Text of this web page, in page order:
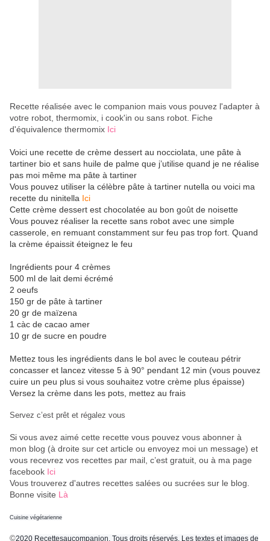
Recette réalisée avec le companion mais vous pouvez l'adapter à
votre robot, thermomix, i cook'in ou sans robot. Fiche
d'équivalence thermomix Ici
Voici une recette de crème dessert au nocciolata, une pâte à
tartiner bio et sans huile de palme que j’utilise quand je ne réalise
pas moi même ma pâte à tartiner
Vous pouvez utiliser la célèbre pâte à tartiner nutella ou voici ma
recette du ninitella Ici
Cette crème dessert est chocolatée au bon goût de noisette
Vous pouvez réaliser la recette sans robot avec une simple
casserole, en remuant constamment sur feu pas trop fort. Quand
la crème épaissit éteignez le feu
Ingrédients pour 4 crèmes
500 ml de lait demi écrémé
2 oeufs
150 gr de pâte à tartiner
20 gr de maïzena
1 càc de cacao amer
10 gr de sucre en poudre
Mettez tous les ingrédients dans le bol avec le couteau pétrir
concasser et lancez vitesse 5 à 90° pendant 12 min (vous pouvez
cuire un peu plus si vous souhaitez votre crème plus épaisse)
Versez la crème dans les pots, mettez au frais
Servez c’est prêt et régalez vous
Si vous avez aimé cette recette vous pouvez vous abonner à
mon blog (à droite sur cet article ou envoyez moi un message) et
vous recevrez vos recettes par mail, c’est gratuit , ou à ma page
facebook Ici
Vous trouverez d'autres recettes salées ou sucrées sur le blog.
Bonne visite Là
Cuisine végétarienne
©2020 Recettesaucompanion. Tous droits réservés. Les textes et images de